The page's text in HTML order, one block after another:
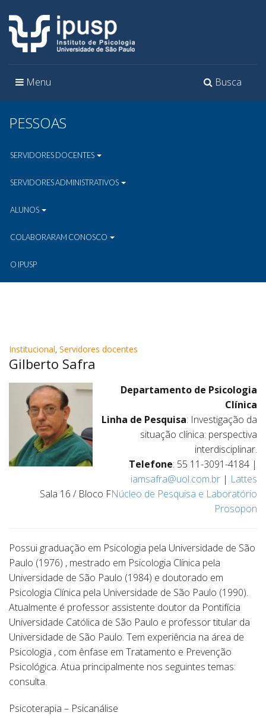
Toggle
Busca
Toggle
Menu
PESSOAS
SERVIDORES DOCENTES
SERVIDORES ADMINISTRATIVOS
ALUNOS
COLABORARAM CONOSCO
O IPUSP
Institucional, Servidores docentes
Gilberto Safra
Departamento de Psicologia
Clínica
Linha de Pesquisa: Investigação da
situação clínica: perspectiva
interdisciplinar.
Telefone: 55 11-3091-4184 |
iamsafra@uol.com.br | Lattes
Sala 16 / Bloco FNúcleo de Pesquisa e Laboratório
Prosopon
Possui graduação em Psicologia pela Universidade de São
Paulo (1976) , mestrado em Psicologia Clínica pela
Universidade de São Paulo (1984) e doutorado em
Psicologia Clínica pela Universidade de São Paulo (1990).
Atualmente é professor assistente doutor da Pontifícia
Universidade Católica de São Paulo e professor titular da
Universidade de São Paulo. Tem experiência na área de
Psicologia , com ênfase em Tratamento e Prevenção
Psicológica. Atua principalmente nos seguintes temas:
consulta.
Psicoterapia – Psicanálise